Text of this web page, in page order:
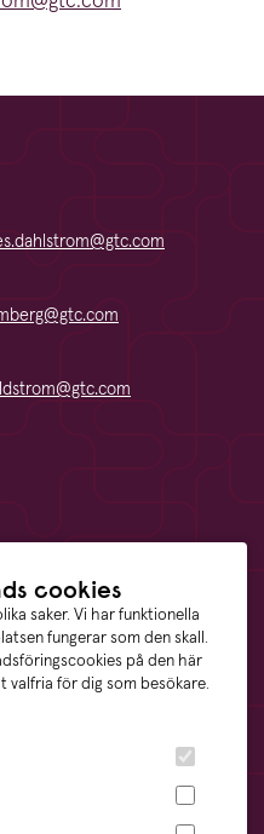
cookies
saker. Vi har funktionella
fungerar som den skall.
på den här
valfria för dig som besökare.